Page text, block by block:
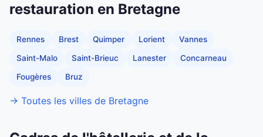
restauration en Bretagne
Rennes Brest Quimper Lorient Vannes
Saint-Malo Saint-Brieuc Lanester Concarneau
Fougères Bruz
→ Toutes les villes de Bretagne